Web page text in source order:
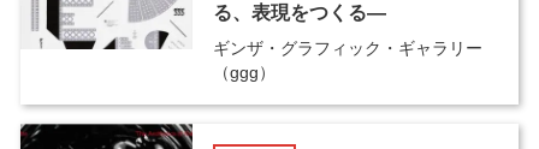
る、表現をつくる―
ギンザ・グラフィック・ギャラリー
（ggg）